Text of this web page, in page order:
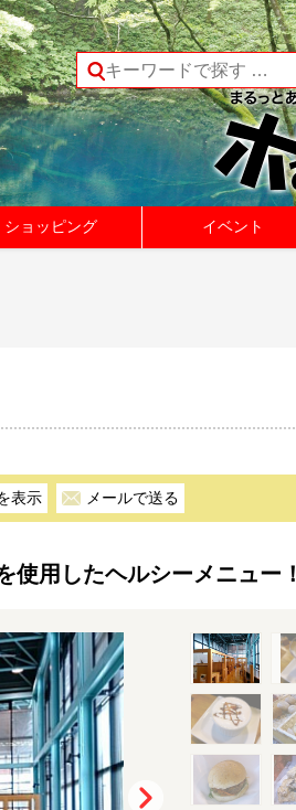
ショッピング イベント
メールで送る
使用したヘルシーメニュー！